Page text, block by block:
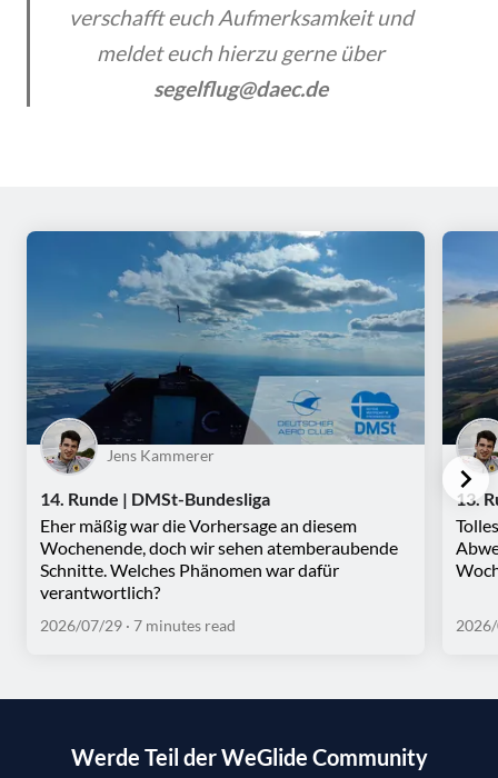
verschafft euch Aufmerksamkeit und
meldet euch hierzu gerne über
segelflug@daec.de
Jens Kammerer
14. Runde | DMSt-Bundesliga
Eher mäßig war die Vorhersage an diesem
Wochenende, doch wir sehen atemberaubende
Schnitte. Welches Phänomen war dafür
verantwortlich?
2026/07/29 · 7 minutes read
13.
Werde Teil der WeGlide Community